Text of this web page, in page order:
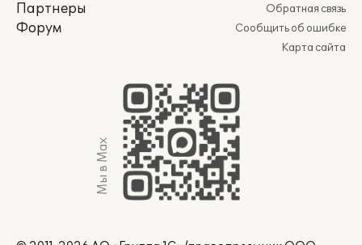
Партнеры
Форум
Обратная связь
Сообщить об ошибке
Карта сайта
Мы в Max